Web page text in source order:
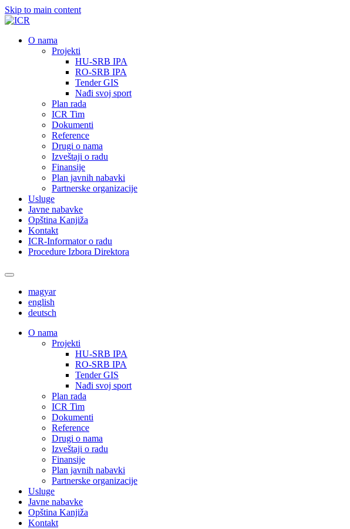
Skip to main content
О nama
Projekti
HU-SRB IPA
RO-SRB IPA
Tender GIS
Nađi svoj sport
Plan rada
ICR Tim
Dokumenti
Reference
Drugi o nama
Izveštaji o radu
Finansije
Plan javnih nabavki
Partnerske organizacije
Usluge
Javne nabavke
Opština Kanjiža
Kontakt
ICR-Informator o radu
Procedure Izbora Direktora
magyar
english
deutsch
О nama
Projekti
HU-SRB IPA
RO-SRB IPA
Tender GIS
Nađi svoj sport
Plan rada
ICR Tim
Dokumenti
Reference
Drugi o nama
Izveštaji o radu
Finansije
Plan javnih nabavki
Partnerske organizacije
Usluge
Javne nabavke
Opština Kanjiža
Kontakt